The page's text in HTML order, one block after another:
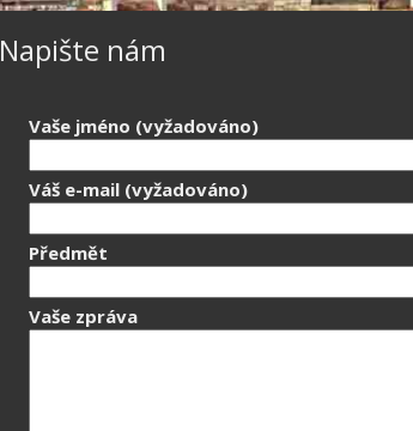
Napište nám
Vaše jméno (vyžadováno)
Váš e-mail (vyžadováno)
Předmět
Vaše zpráva